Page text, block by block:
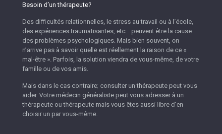
Besoin d’un thérapeute?
Des difficultés relationnelles, le stress au travail ou à l’école,
des expériences traumatisantes, etc… peuvent être la cause
des problèmes psychologiques. Mais bien souvent, on
n’arrive pas à savoir quelle est réellement la raison de ce «
mal-être ». Parfois, la solution viendra de vous-même, de votre
famille ou de vos amis.
Mais dans le cas contraire; consulter un thérapeute peut vous
aider. Votre médecin généraliste peut vous adresser à un
thérapeute ou thérapeute mais vous êtes aussi libre d’en
choisir un par vous-même.